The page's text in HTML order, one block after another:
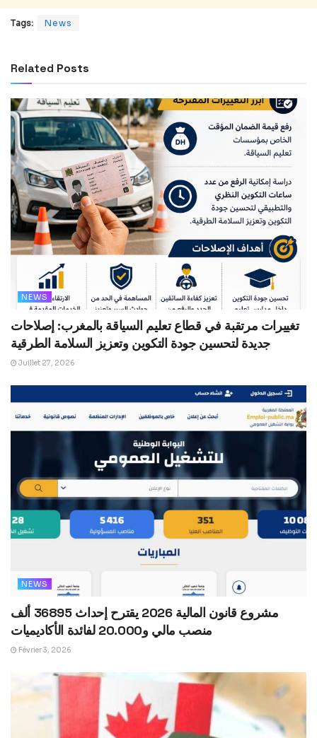
Tags: News
Related Posts
NEWS
تغييرات مرتقبة في قطاع تعليم السياقة بالمغرب: إصلاحات
جديدة لتحسين جودة التكوين وتعزيز السلامة الطرقية
Juillet 27, 2026
NEWS
مشروع قانون المالية 2026 يقترح إحداث 36895 ألف
منصب مالي و20.000 لفائدة الأكاديميات
Février 3, 2026